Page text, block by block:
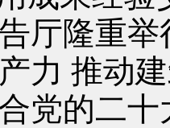
厅隆重
力 推动
党的二